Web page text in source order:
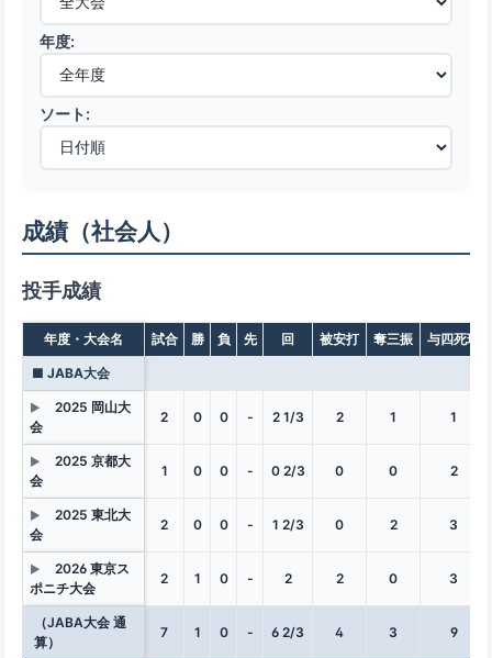
年度:
ソート:
成績（社会人）
投手成績
年度・大会名 試合 勝 負 先 回 被安打 奪三振 与四死球
■ JABA大会
▶
2025 岡山大
会
2 0 0 - 2 1/3 2 1 1
▶
2025 京都大
会
1 0 0 - 0 2/3 0 0 2
▶
2025 東北大
会
2 0 0 - 1 2/3 0 2 3
▶
2026 東京ス
ポニチ大会
2 1 0 - 2 2 0 3
（JABA大会 通
算）
7 1 0 - 6 2/3 4 3 9